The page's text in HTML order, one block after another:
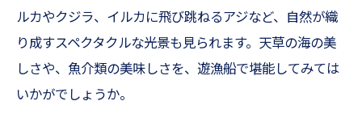
ルカやクジラ、イルカに飛び跳ねるアジなど、自然が織
り成すスペクタクルな光景も見られます。天草の海の美
しさや、魚介類の美味しさを、遊漁船で堪能してみては
いかがでしょうか。